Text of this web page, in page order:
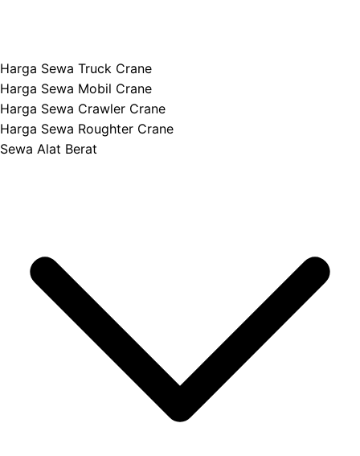
Harga Sewa Truck Crane
Harga Sewa Mobil Crane
Harga Sewa Crawler Crane
Harga Sewa Roughter Crane
Sewa Alat Berat